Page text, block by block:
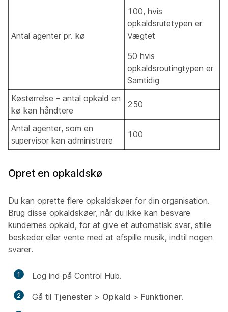
Antal agenter pr. kø
100, hvis
opkaldsrutetypen er
Vægtet
50 hvis
opkaldsroutingtypen er
Samtidig
Køstørrelse – antal opkald en
kø kan håndtere
250
Antal agenter, som en
supervisor kan administrere
100
Opret en opkaldskø
Du kan oprette flere opkaldskøer for din organisation.
Brug disse opkaldskøer, når du ikke kan besvare
kundernes opkald, for at give et automatisk svar, stille
beskeder eller vente med at afspille musik, indtil nogen
svarer.
1 Log ind på Control Hub.
2 Gå til Tjenester > Opkald > Funktioner.